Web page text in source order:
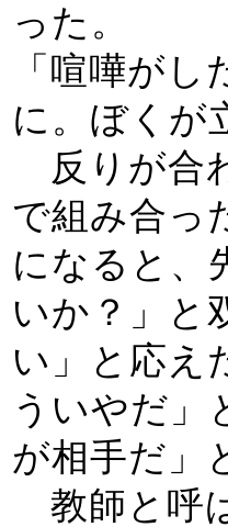
っ た。
「喧嘩がし
に。ぼくが
反りが合
で組み合っ
になると、
いか？」と
い」と応え
ういやだ」
が相手だ」
教師と呼